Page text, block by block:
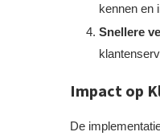
kennen en
Snellere
Impact op
De